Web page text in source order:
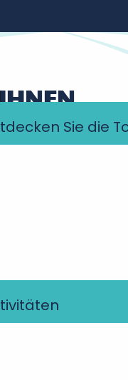
Sie die
Croix
l'étang
de Jallanges & Spa -
Die großen